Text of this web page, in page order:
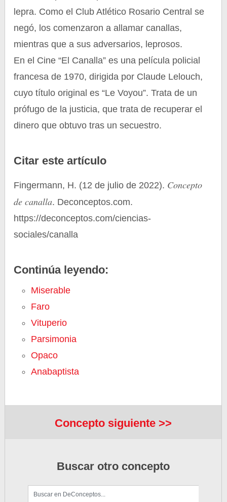
lepra. Como el Club Atlético Rosario Central se
negó, los comenzaron a allamar canallas,
mientras que a sus adversarios, leprosos.
En el Cine “El Canalla” es una película policial
francesa de 1970, dirigida por Claude Lelouch,
cuyo título original es “Le Voyou”. Trata de un
prófugo de la justicia, que trata de recuperar el
dinero que obtuvo tras un secuestro.
Citar este artículo
Fingermann, H. (12 de julio de 2022). Concepto
de canalla. Deconceptos.com.
https://deconceptos.com/ciencias-
sociales/canalla
Continúa leyendo:
Miserable
Faro
Vituperio
Parsimonia
Opaco
Anabaptista
Concepto siguiente >>
Buscar otro concepto